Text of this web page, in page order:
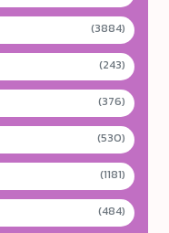
(3884)
(243)
(376)
(530)
(1181)
(484)